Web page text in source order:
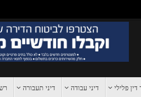
דין פלילי דיני עבודה דיני תעבורה